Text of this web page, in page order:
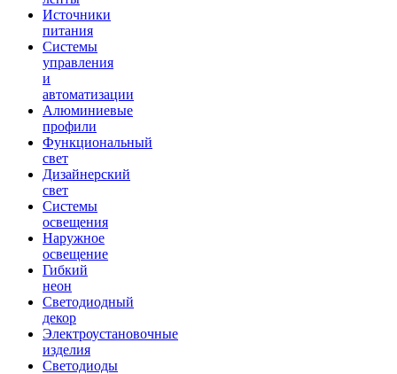
Источники
питания
Системы
управления
и
автоматизации
Алюминиевые
профили
Функциональный
свет
Дизайнерский
свет
Системы
освещения
Наружное
освещение
Гибкий
неон
Светодиодный
декор
Электроустановочные
изделия
Светодиоды